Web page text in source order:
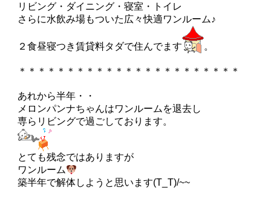
リビング・ダイニング・寝室・トイレ
さらに水飲み場もついた広々快適ワンルーム♪
２食昼寝つき賃貸料タダで住んでます 。
＊＊＊＊＊＊＊＊＊＊＊＊＊＊＊＊＊＊＊＊＊＊＊
あれから半年・・
メロンパンナちゃんはワンルームを退去し
専らリビングで過ごしております。
とても残念ではありますが
ワンルーム
築半年で解体しようと思います(T_T)/~~